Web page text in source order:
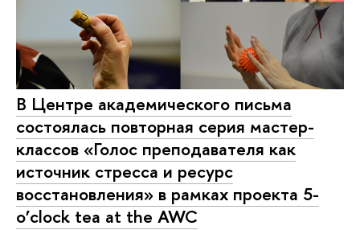
В Центре академического письма
состоялась повторная серия мастер-
классов «Голос преподавателя как
источник стресса и ресурс
восстановления» в рамках проекта 5-
o’clock tea at the AWC